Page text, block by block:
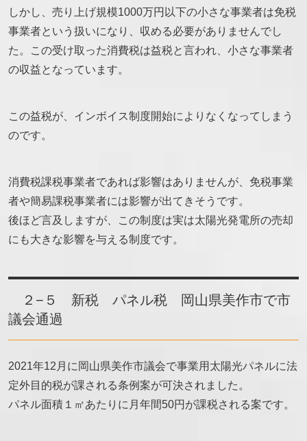
しかし、売り上げ規模1000万円以下の小さな事業者は免税
事業者という扱いになり、収める必要がありませんでし
た。この受け取った消費税は益税と言われ、小さな事業者
の収益となっています。
この益税が、インボイス制度開始によりなくなってしまう
のです。
消費税課税事業者であれば影響はありませんが、免税事業
者や簡易課税事業者には影響が出てきそうです。
後ほど言及しますが、この制度は実は太陽光発電所の売却
にも大きな影響を与える制度です。
２−５ 新税 パネル税 岡山県美作市で市
議会通過
2021年12月に岡山県美作市議会で事業用太陽光パネルに法
定外目的税が課される条例案が可決されました。
パネル面積１㎡あたりに月年間50円が課税される案です。